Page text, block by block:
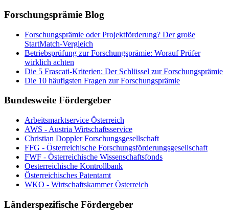
Forschungsprämie Blog
Forschungsprämie oder Projektförderung? Der große
StartMatch-Vergleich
Betriebsprüfung zur Forschungsprämie: Worauf Prüfer
wirklich achten
Die 5 Frascati-Kriterien: Der Schlüssel zur Forschungsprämie
Die 10 häufigsten Fragen zur Forschungsprämie
Bundesweite Fördergeber
Arbeitsmarktservice Österreich
AWS - Austria Wirtschaftsservice
Christian Doppler Forschungsgesellschaft
FFG - Österreichische Forschungs­förderungs­gesellschaft
FWF - Österreichische Wissenschaftsfonds
Oesterreichische Kontrollbank
Österreichisches Patentamt
WKO - Wirtschaftskammer Österreich
Länderspezifische Fördergeber